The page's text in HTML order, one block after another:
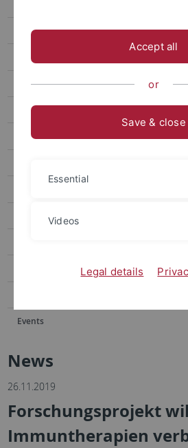
People
Events
Forum
attempto online Archive
Newsletter Uni Tübingen aktuell
Social media
Events
News
26.11.2019
Forschungsprojekt
Immuntherapien
Accept all
or
Save & close
Essential
Videos
Legal details